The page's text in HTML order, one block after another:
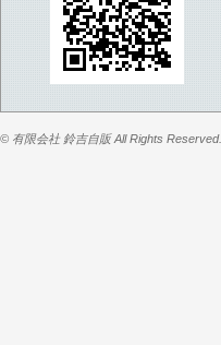
© 有限会社 鈴吉自販 All Rights Reserved.